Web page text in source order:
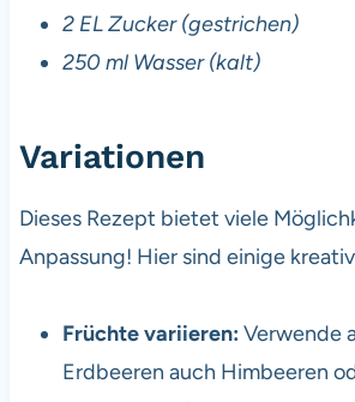
2 EL Zucker (gestrichen)
250 ml Wasser (kalt)
Variationen
Dieses Rezept bietet viele
Anpassung! Hier sind einige
Früchte variieren: Verwende
Erdbeeren auch Himbeeren